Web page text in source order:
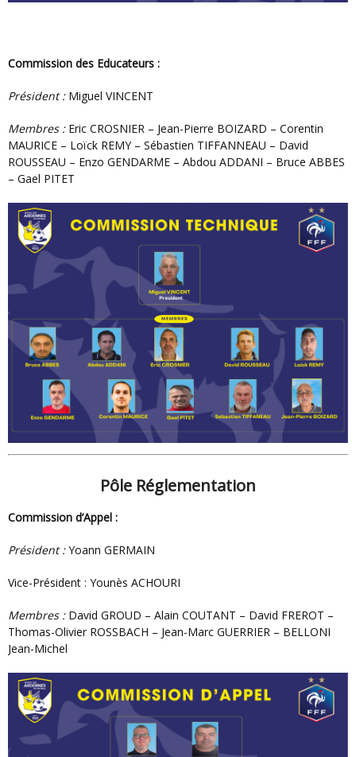
Commission des Educateurs :
Président :Miguel VINCENT
Membres :Eric CROSNIER – Jean-Pierre BOIZARD – Corentin
MAURICE – Loïck REMY – Sébastien TIFFANNEAU – David
ROUSSEAU – Enzo GENDARME – Abdou ADDANI – Bruce ABBES
– Gael PITET
Pôle Réglementation
Commission d’Appel :
Président :Yoann GERMAIN
Vice-Président : Younès ACHOURI
Membres :David GROUD – Alain COUTANT – David FREROT –
Thomas-Olivier ROSSBACH – Jean-Marc GUERRIER – BELLONI
Jean-Michel